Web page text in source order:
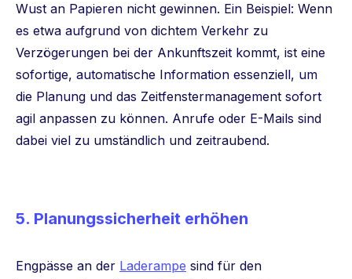
Wust an Papieren nicht gewinnen. Ein Beispiel: Wenn
es etwa aufgrund von dichtem Verkehr zu
Verzögerungen bei der Ankunftszeit kommt, ist eine
sofortige, automatische Information essenziell, um
die Planung und das Zeitfenstermanagement sofort
agil anpassen zu können. Anrufe oder E-Mails sind
dabei viel zu umständlich und zeitraubend.
5. Planungssicherheit erhöhen
Engpässe an der Laderampe sind für den